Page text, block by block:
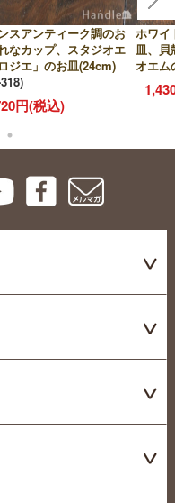
スアンティーク調のお
なカップ、スタジオエ
ジエ」のお皿(24cm)
円(税込)
ホワイ
皿、貝
オエム